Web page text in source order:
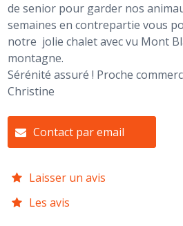
de senior pour garder nos
semaines en contrepartie vous
notre jolie chalet avec vu Mont
montagne.
Sérénité assuré ! Proche
Christine
Contact par email
Laisser un avis
Les avis